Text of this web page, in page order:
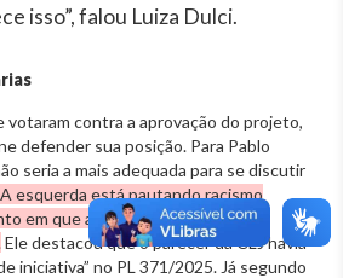
isso”, falou Luiza Dulci.
contra a aprovação do projeto,
defender sua posição. Para Pablo
seria a mais adequada para se discutir
esquerda está pautando racismo
em que a saúde está um caos, a
Ele destacou que o parecer da CLJ havia
iniciativa” no PL 371/2025. Já segundo